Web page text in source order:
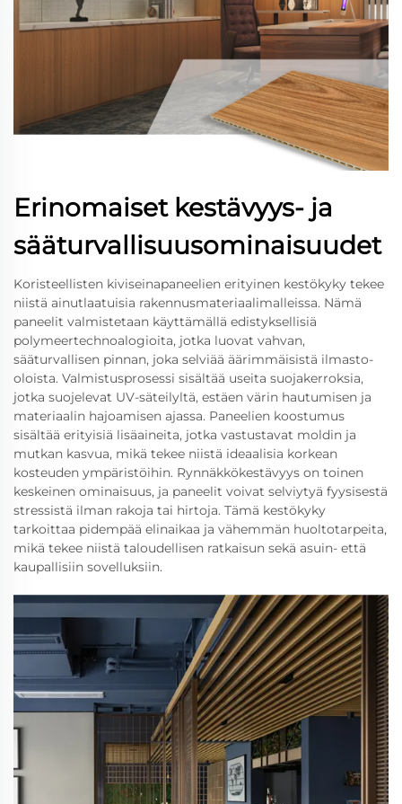
Erinomaiset kestävyys- ja
sääturvallisuusominaisuudet
Koristeellisten kiviseinapaneelien erityinen kestökyky tekee
niistä ainutlaatuisia rakennusmateriaalimalleissa. Nämä
paneelit valmistetaan käyttämällä edistyksellisiä
polymeertechnoalogioita, jotka luovat vahvan,
sääturvallisen pinnan, joka selviää äärimmäisistä ilmasto-
oloista. Valmistusprosessi sisältää useita suojakerroksia,
jotka suojelevat UV-säteilyltä, estäen värin hautumisen ja
materiaalin hajoamisen ajassa. Paneelien koostumus
sisältää erityisiä lisäaineita, jotka vastustavat moldin ja
mutkan kasvua, mikä tekee niistä ideaalisia korkean
kosteuden ympäristöihin. Rynnäkkökestävyys on toinen
keskeinen ominaisuus, ja paneelit voivat selviytyä fyysisestä
stressistä ilman rakoja tai hirtoja. Tämä kestökyky
tarkoittaa pidempää elinaikaa ja vähemmän huoltotarpeita,
mikä tekee niistä taloudellisen ratkaisun sekä asuin- että
kaupallisiin sovelluksiin.